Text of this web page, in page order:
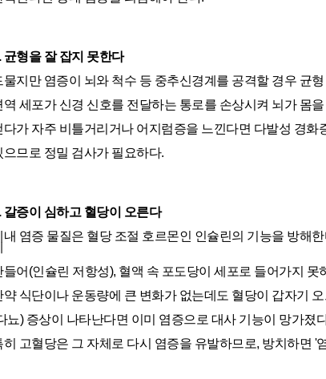
균형을 잘 잡지 못한다
물지만 염증이 뇌와 척수 등 중추신경계를 공격할 경우 균
역 세포가 신경 신호를 전달하는 통로를 손상시켜 뇌가 몸
다가 자주 비틀거리거나 어지럼증을 느낀다면 다발성 경화
으므로 정밀 검사가 필요하다.
갈증이 심하고 혈당이 오른다
내 염증 물질은 혈당 조절 호르몬인 인슐린의 기능을 방해
들어(인슐린 저항성), 혈액 속 포도당이 세포로 들어가지 못
약 식단이나 운동량에 큰 변화가 없는데도 혈당이 갑자기
뇨) 증상이 나타난다면 이미 염증으로 대사 기능이 망가졌
히 고혈당은 그 자체로 다시 염증을 유발하므로, 방치하면 '